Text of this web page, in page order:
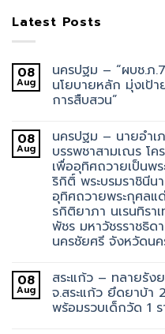
Latest Posts
08
Aug
นครปฐม – “ผบช.ภ
นโยบายหลัก มุ่งเป้า
การสืบสวน”
08
Aug
นครปฐม – นายอำเ
บรรพชาสามเณร โ
เพื่ออุทิศถวายเป็นพ
ริกิติ์ พระบรมราชินีน
อุทิศถวายพระกุศลแ
รกิติยาภา นเรนทิร
พัชร มหาวัชรราชธิ
นครชัยศรี จังหวัดน
08
Aug
สระแก้ว – ทลายรัง
จ.สระแก้ว ยึดยาบ้า
พร้อมรวบเด็กวัด 1